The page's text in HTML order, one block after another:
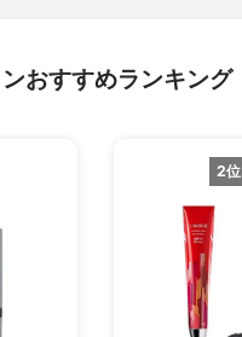
おすすめランキング
2位